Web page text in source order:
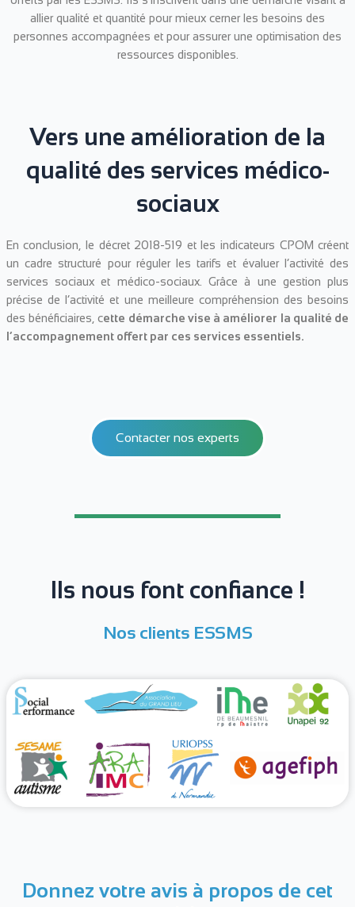
allier qualité et quantité pour mieux cerner les besoins des
personnes accompagnées et pour assurer une optimisation des
ressources disponibles.
Vers une amélioration de la
qualité des services médico-
sociaux
En conclusion, le décret 2018-519 et les indicateurs CPOM créent
un cadre structuré pour réguler les tarifs et évaluer l’activité des
services sociaux et médico-sociaux. Grâce à une gestion plus
précise de l’activité et une meilleure compréhension des besoins
des bénéficiaires, cette démarche vise à améliorer la qualité de
l’accompagnement offert par ces services essentiels.
Contacter nos experts
Ils nous font confiance !
Nos clients ESSMS
Donnez votre avis à propos de cet